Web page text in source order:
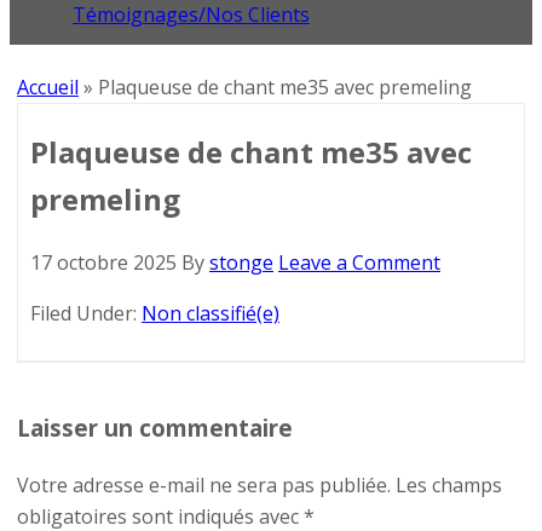
Témoignages/Nos Clients
Accueil » Plaqueuse de chant me35 avec premeling
Plaqueuse de chant me35 avec
premeling
17 octobre 2025 Bystonge Leave a Comment
Filed Under: Non classifié(e)
Laisser un commentaire
Votre adresse e-mail ne sera pas publiée. Les champs
obligatoires sont indiqués avec*